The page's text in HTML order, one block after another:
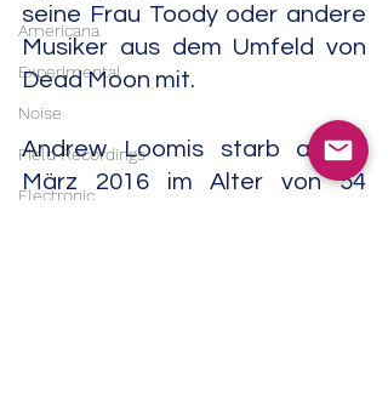
Americana
Experimental
Noise
Field Recordings
Electronic
seine Frau Toody oder andere
Musiker aus dem Umfeld von
Dead Moon mit.
Andrew Loomis starb am 8.
März 2016 im Alter von 54